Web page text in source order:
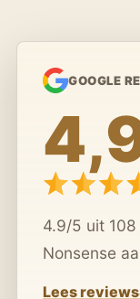
GOOGLE
4.9/5 uit
Nonsense
Lees reviews